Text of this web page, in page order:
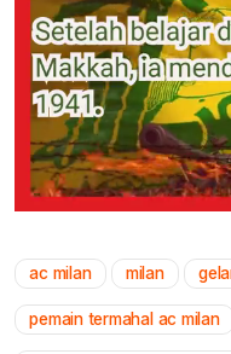
ac milan milan
pemain termahal ac milan